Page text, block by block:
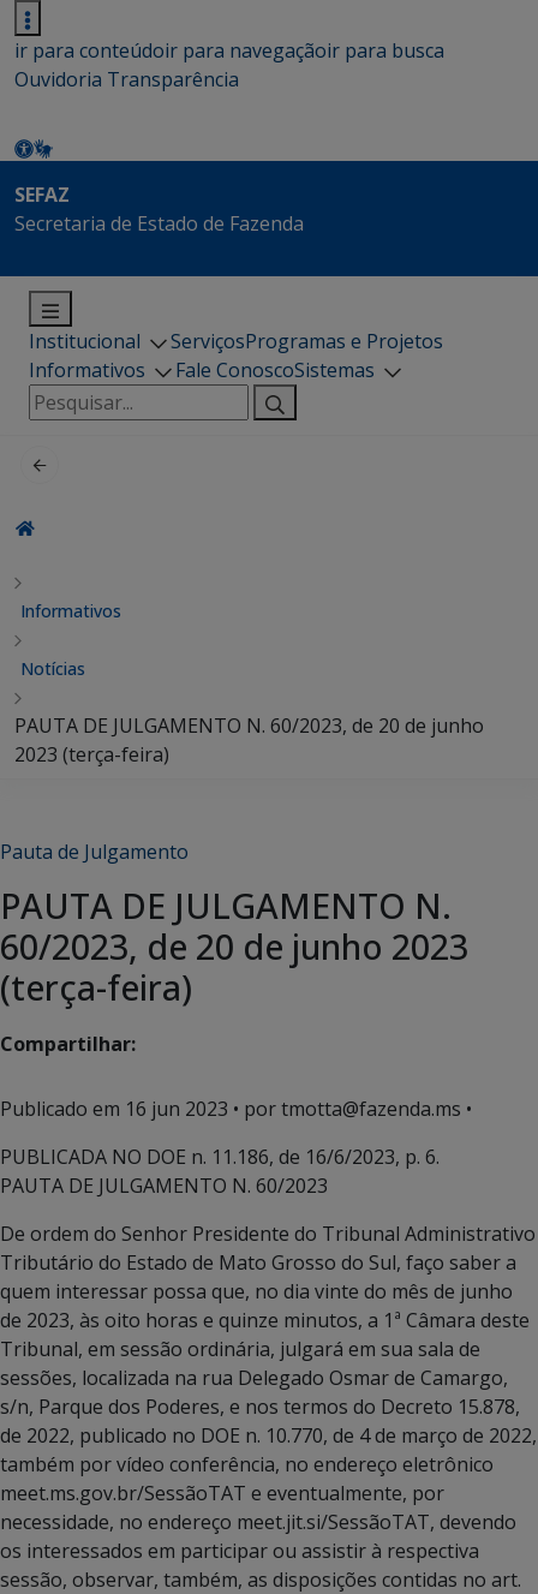
ir para conteúdoir para navegaçãoir para busca
Ouvidoria Transparência
SEFAZ
Secretaria de Estado de Fazenda
Institucional ServiçosProgramas e Projetos
Informativos
Fale ConoscoSistemas
Pesquisar
por:
Informativos
Notícias
PAUTA DE JULGAMENTO N. 60/2023, de 20 de junho
2023 (terça-feira)
Pauta de Julgamento
PAUTA DE JULGAMENTO N.
60/2023, de 20 de junho 2023
(terça-feira)
Compartilhar:
Publicado em 16 jun 2023 • por tmotta@fazenda.ms •
PUBLICADA NO DOE n. 11.186, de 16/6/2023, p. 6.
PAUTA DE JULGAMENTO N. 60/2023
De ordem do Senhor Presidente do Tribunal Administrativo
Tributário do Estado de Mato Grosso do Sul, faço saber a
quem interessar possa que, no dia vinte do mês de junho
de 2023, às oito horas e quinze minutos, a 1ª Câmara deste
Tribunal, em sessão ordinária, julgará em sua sala de
sessões, localizada na rua Delegado Osmar de Camargo,
s/n, Parque dos Poderes, e nos termos do Decreto 15.878,
de 2022, publicado no DOE n. 10.770, de 4 de março de 2022,
também por vídeo conferência, no endereço eletrônico
meet.ms.gov.br/SessãoTAT e eventualmente, por
necessidade, no endereço meet.jit.si/SessãoTAT, devendo
os interessados em participar ou assistir à respectiva
sessão, observar, também, as disposições contidas no art.